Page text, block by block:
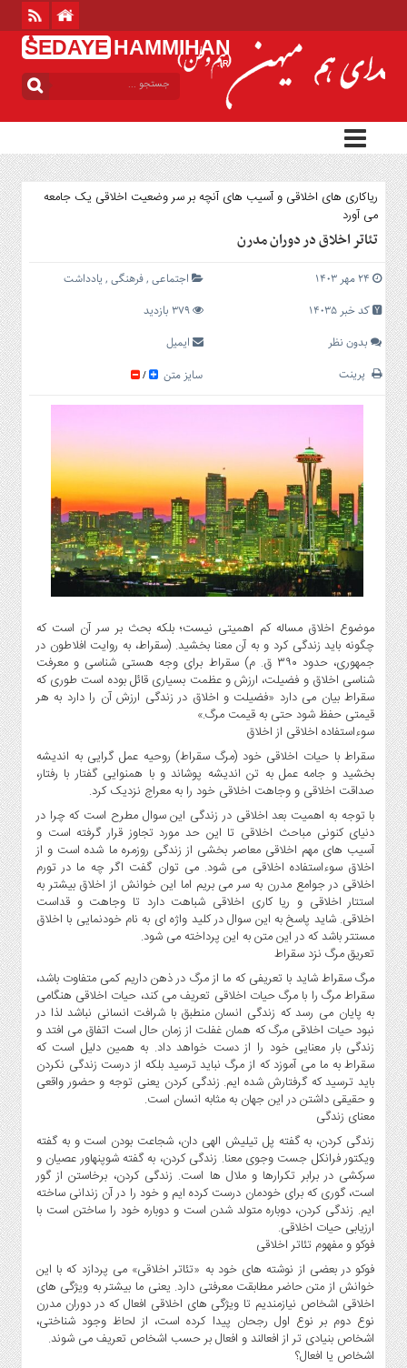
ُSEDAYE HAMMIHAN
.IR
منوی
خانه
منوی
اصلی
خانه
بین
الملل
ایران
ها
سیاسی
فرهنگی
ویدئو
دسترسی
سریع
استخدام
ارسال
خبر
شرایط
استفاده
ثبت
نام
ورود
به
سایت
اخبار
سایت
ایران
اجتماعی
سیاسی
فرهنگی
ورزشی
بین
الملل
گزارش
یادداشت
چند
رسانه
ویدئو
گزارش
یادداشت
ریاکاری های اخلاقی و آسیب های آنچه بر سر وضعیت اخلاقی یک جامعه
می آورد
تئاتر اخلاق در دوران مدرن
۲۴ مهر ۱۴۰۳ اجتماعی,فرهنگی,یادداشت
کد خبر 14035
379 بازدید
بدون نظر
ایمیل
پرینت
سایز متن /
موضوع اخلاق مساله کم اهمیتی نیست؛ بلکه بحث بر سر آن است که
چگونه باید زندگی کرد و به آن معنا بخشید. (سقراط، به روایت افلاطون در
جمهوری، حدود ۳۹۰ ق. م) سقراط برای وجه هستی شناسی و معرفت
شناسی اخلاق و فضیلت، ارزش و عظمت بسیاری قائل بوده است طوری که
سقراط بیان می دارد «فضیلت و اخلاق در زندگی ارزش آن را دارد به هر
قیمتی حفظ شود حتی به قیمت مرگ.»
سوءاستفاده اخلاقی از اخلاق
سقراط با حیات اخلاقی خود (مرگ سقراط) روحیه عمل گرایی به اندیشه
بخشید و جامه عمل به تن اندیشه پوشاند و با همنوایی گفتار با رفتار،
صداقت اخلاقی و وجاهت اخلاقی خود را به معراج نزدیک کرد.
با توجه به اهمیت بعد اخلاقی در زندگی این سوال مطرح است که چرا در
دنیای کنونی مباحث اخلاقی تا این حد مورد تجاوز قرار گرفته است و
آسیب های مهم اخلاقی معاصر بخشی از زندگی روزمره ما شده است و از
اخلاق سوءاستفاده اخلاقی می شود. می توان گفت اگر چه ما در تورم
اخلاقی در جوامع مدرن به سر می بریم اما این خوانش از اخلاق بیشتر به
استتار اخلاقی و ریا کاری اخلاقی شباهت دارد تا وجاهت و قداست
اخلاقی. شاید پاسخ به این سوال در کلید واژه ای به نام خودنمایی با اخلاق
مستتر باشد که در این متن به این پرداخته می شود.
تعریق مرگ نزد سقراط
مرگ سقراط شاید با تعریفی که ما از مرگ در ذهن داریم کمی متفاوت باشد،
سقراط مرگ را با مرگ حیات اخلاقی تعریف می کند، حیات اخلاقی هنگامی
به پایان می رسد که زندگی انسان منطبق با شرافت انسانی نباشد لذا در
نبود حیات اخلاقی مرگ که همان غفلت از زمان حال است اتفاق می افتد و
زندگی بار معنایی خود را از دست خواهد داد. به همین دلیل است که
سقراط به ما می آموزد که از مرگ نباید ترسید بلکه از درست زندگی نکردن
باید ترسید که گرفتارش شده ایم. زندگی کردن یعنی توجه و حضور واقعی
و حقیقی داشتن در این جهان به مثابه انسان است.
معنای زندگی
زندگی کردن، به گفته پل تیلیش الهی دان، شجاعت بودن است و به گفته
ویکتور فرانکل جست وجوی معنا. زندگی کردن، به گفته شوپنهاور عصیان و
سرکشی در برابر تکرارها و ملال ها است. زندگی کردن، برخاستن از گور
است، گوری که برای خودمان درست کرده ایم و خود را در آن زندانی ساخته
ایم. زندگی کردن، دوباره متولد شدن است و دوباره خود را ساختن است با
ارزیابی حیات اخلاقی.
فوکو و مفهوم تئاتر اخلاقی
فوکو در بعضی از نوشته های خود به «تئاتر اخلاقی» می پردازد که با این
خوانش از متن حاضر مطابقت معرفتی دارد. یعنی ما بیشتر به ویژگی های
اخلاقی اشخاص نیازمندیم تا ویژگی های اخلاقی افعال که در دوران مدرن
نوع دوم بر نوع اول رجحان پیدا کرده است، از لحاظ وجود شناختی،
اشخاص بنیادی تر از افعالند و افعال بر حسب اشخاص تعریف می شوند.
اشخاص یا افعال؟